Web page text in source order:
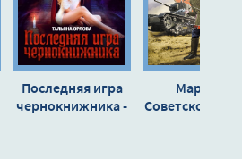
Последняя игра
чернокнижника -
Маршал
Советского